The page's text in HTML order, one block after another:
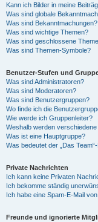
Kann ich Bilder in meine
Was sind globale
Was sind Bekanntmachungen?
Was sind wichtige Themen?
Was sind geschlossene
Was sind Themen-Symbole?
Benutzer-Stufen und
Was sind Administratoren?
Was sind Moderatoren?
Was sind Benutzergruppen?
Wo finde ich die
Wie werde ich Gruppenleiter?
Weshalb werden
Was ist eine Hauptgruppe?
Was bedeutet der „Das
Private Nachrichten
Ich kann keine Privaten
Ich bekomme ständig
Ich habe eine Spam-E-Mail
Freunde und ignorierte